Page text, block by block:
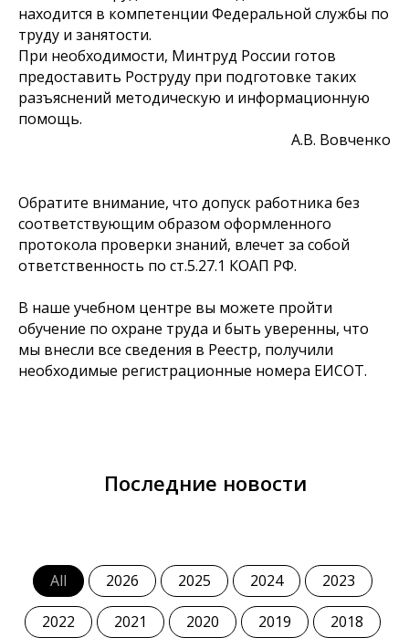
находится в компетенции Федеральной службы по
труду и занятости.
При необходимости, Минтруд России готов
предоставить Роструду при подготовке таких
разъяснений методическую и информационную
помощь.
А.В. Вовченко
Обратите внимание, что допуск работника без
соответствующим образом оформленного
протокола проверки знаний, влечет за собой
ответственность по ст.5.27.1 КОАП РФ.
В наше учебном центре вы можете пройти
обучение по охране труда и быть уверенны, что
мы внесли все сведения в Реестр, получили
необходимые регистрационные номера ЕИСОТ.
Последние новости
All 2026 2025 2024 2023
2022 2021 2020 2019 2018